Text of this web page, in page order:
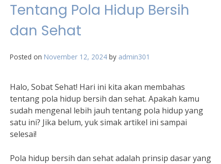
Tentang Pola Hidup Bersih
dan Sehat
Posted on November 12, 2024 by admin301
Halo, Sobat Sehat! Hari ini kita akan membahas
tentang pola hidup bersih dan sehat. Apakah kamu
sudah mengenal lebih jauh tentang pola hidup yang
satu ini? Jika belum, yuk simak artikel ini sampai
selesai!
Pola hidup bersih dan sehat adalah prinsip dasar yang